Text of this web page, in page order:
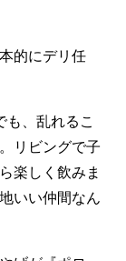
的にデリ任
も、乱れるこ
リビングで子
楽しく飲みま
いい仲間なん